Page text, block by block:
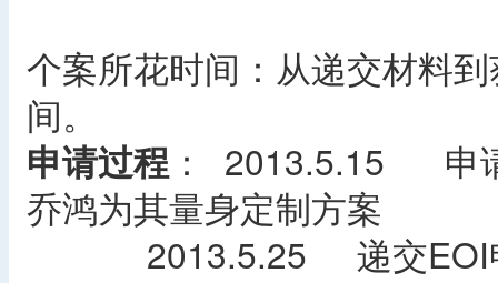
个案所花时间：从递交材料
间。
申请过程 ： 2013.5.15 申
乔鸿为其量身定制方案
2013.5.25 递交EOI